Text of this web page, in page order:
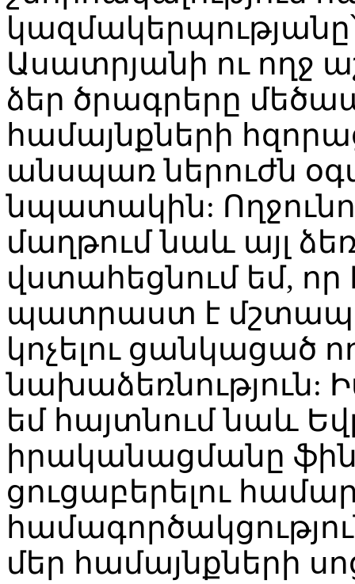
Ասատրյանի ու ողջ
ձեր ծրագրերը
համայնքների
անսպառ ներուժն
նպատակին:
մաղթում նաև այլ
վստահեցնում եմ,
պատրաստ է
կոչելու ցանկացած
նախաձեռնություն:
եմ հայտնում նաև
իրականացմանը
ցուցաբերելու
մեր համայնքների